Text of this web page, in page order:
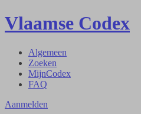
Vlaamse Codex
Algemeen
Zoeken
MijnCodex
FAQ
Aanmelden